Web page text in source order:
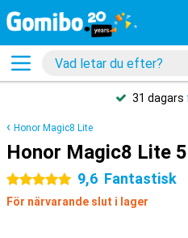
31 dagars
Honor Magic8 Lite
Honor Magic8 Lite
5 stjärnor 9,6 Fantastisk
För närvarande slut i lager